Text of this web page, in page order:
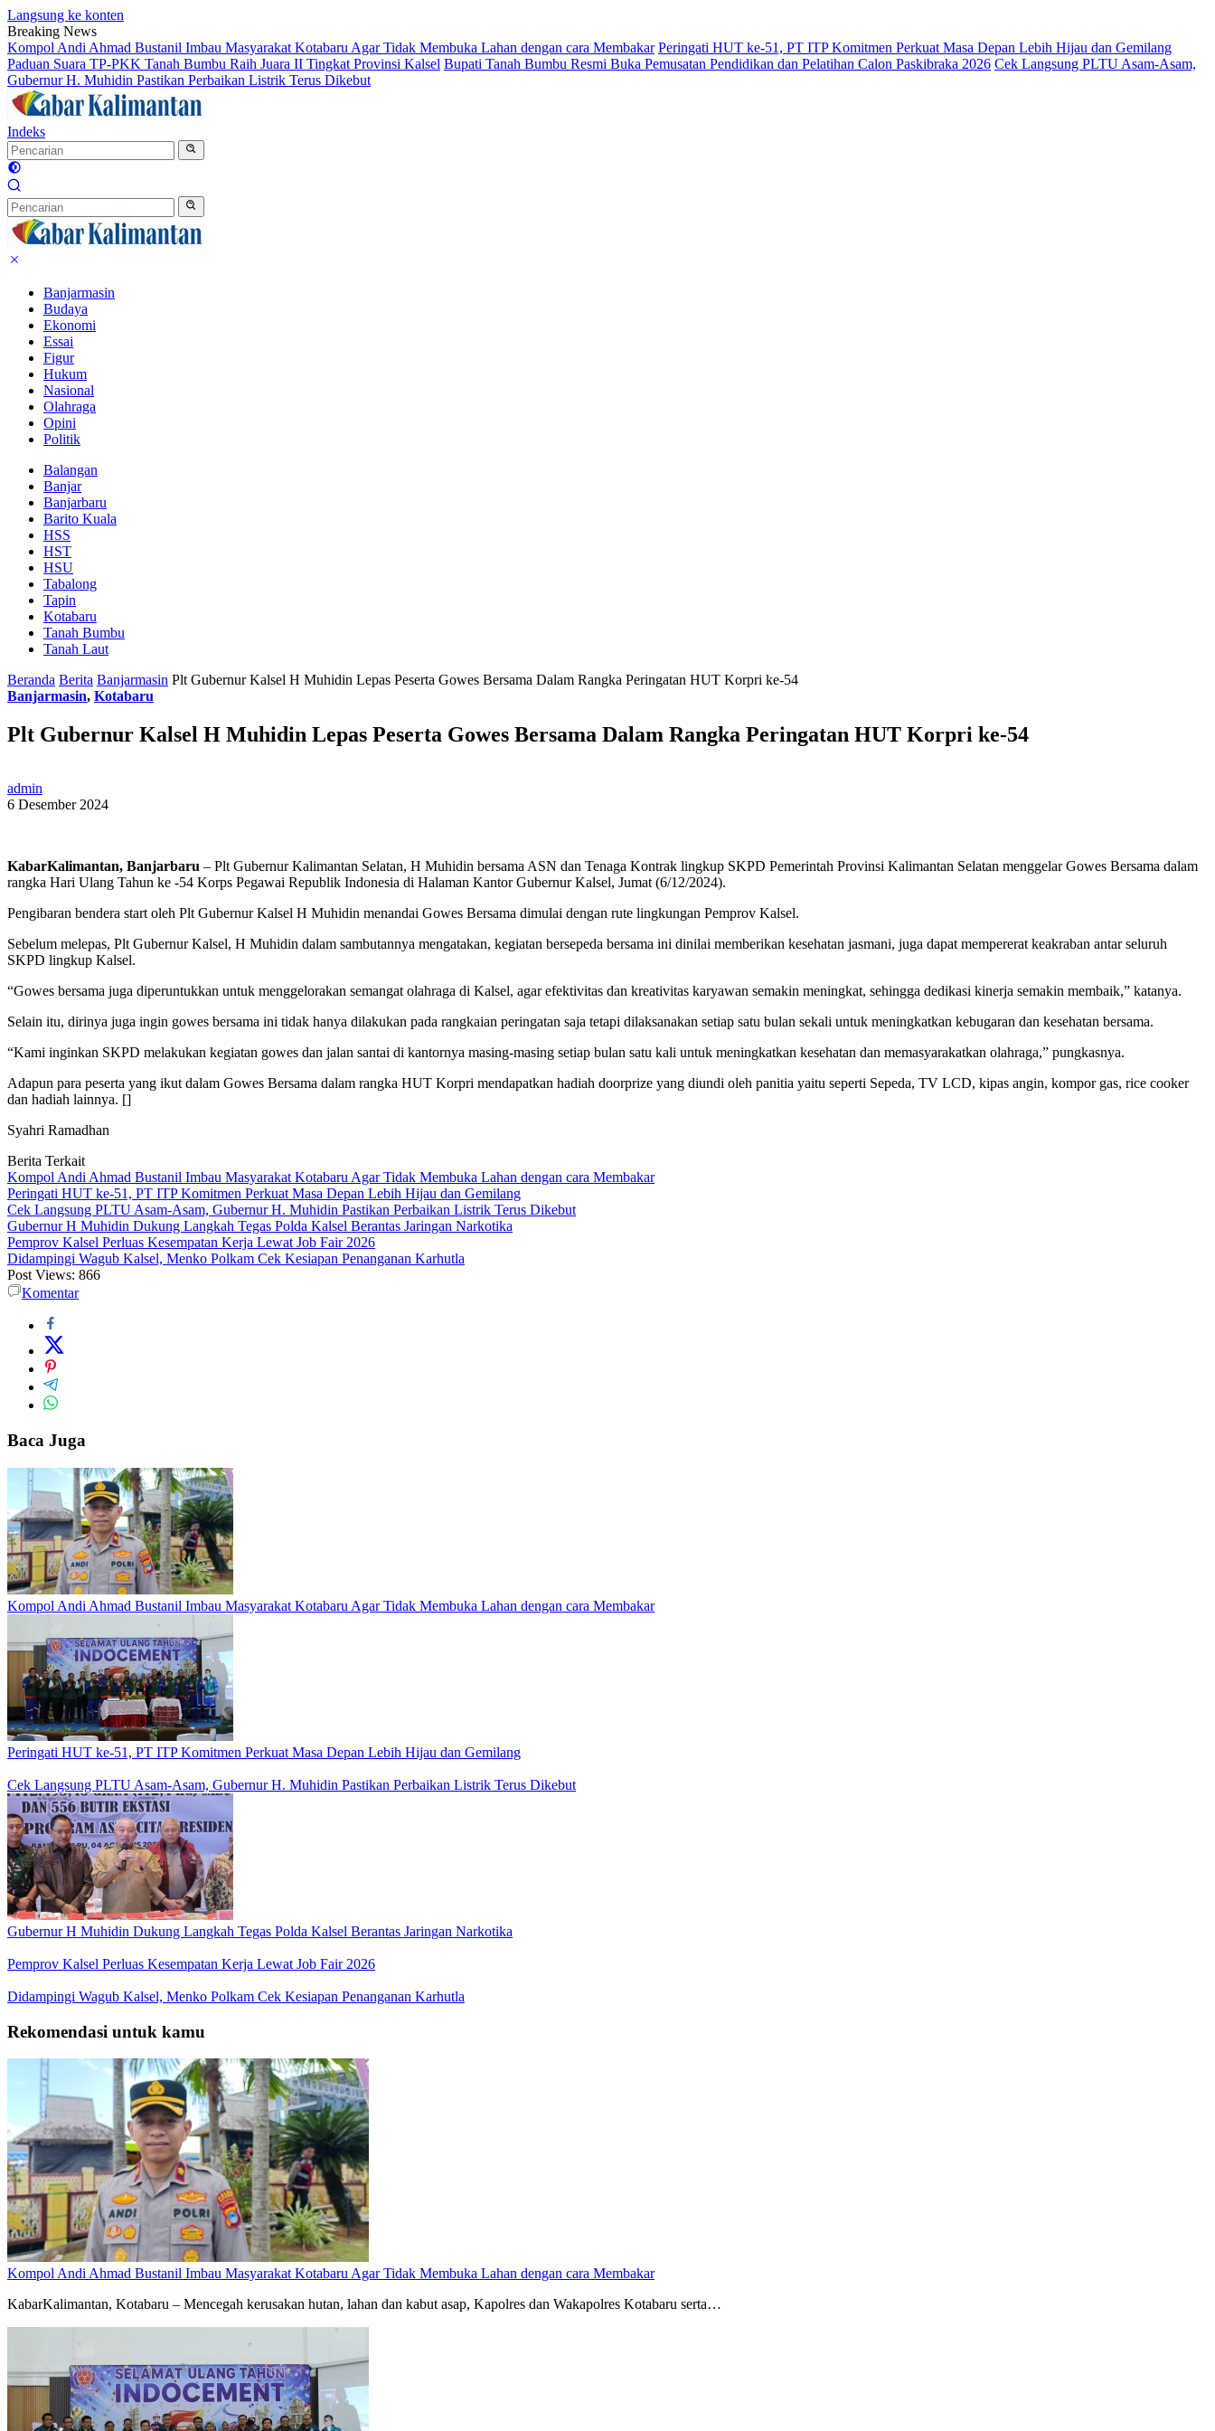
Langsung ke konten
Breaking News
Kompol Andi Ahmad Bustanil Imbau Masyarakat Kotabaru Agar Tidak Membuka Lahan dengan cara Membakar Peringati HUT ke-51, PT ITP Komitmen Perkuat Masa Depan Lebih Hijau dan Gemilang
Paduan Suara TP-PKK Tanah Bumbu Raih Juara II Tingkat Provinsi Kalsel Bupati Tanah Bumbu Resmi Buka Pemusatan Pendidikan dan Pelatihan Calon Paskibraka 2026 Cek Langsung PLTU Asam-Asam,
Gubernur H. Muhidin Pastikan Perbaikan Listrik Terus Dikebut
Indeks
Banjarmasin
Budaya
Ekonomi
Essai
Figur
Hukum
Nasional
Olahraga
Opini
Politik
Balangan
Banjar
Banjarbaru
Barito Kuala
HSS
HST
HSU
Tabalong
Tapin
Kotabaru
Tanah Bumbu
Tanah Laut
Beranda Berita Banjarmasin Plt Gubernur Kalsel H Muhidin Lepas Peserta Gowes Bersama Dalam Rangka Peringatan HUT Korpri ke-54
Banjarmasin, Kotabaru
Plt Gubernur Kalsel H Muhidin Lepas Peserta Gowes Bersama Dalam Rangka Peringatan HUT Korpri ke-54
admin
6 Desember 2024
KabarKalimantan, Banjarbaru – Plt Gubernur Kalimantan Selatan, H Muhidin bersama ASN dan Tenaga Kontrak lingkup SKPD Pemerintah Provinsi Kalimantan Selatan menggelar Gowes Bersama dalam
rangka Hari Ulang Tahun ke -54 Korps Pegawai Republik Indonesia di Halaman Kantor Gubernur Kalsel, Jumat (6/12/2024).
Pengibaran bendera start oleh Plt Gubernur Kalsel H Muhidin menandai Gowes Bersama dimulai dengan rute lingkungan Pemprov Kalsel.
Sebelum melepas, Plt Gubernur Kalsel, H Muhidin dalam sambutannya mengatakan, kegiatan bersepeda bersama ini dinilai memberikan kesehatan jasmani, juga dapat mempererat keakraban antar seluruh
SKPD lingkup Kalsel.
“Gowes bersama juga diperuntukkan untuk menggelorakan semangat olahraga di Kalsel, agar efektivitas dan kreativitas karyawan semakin meningkat, sehingga dedikasi kinerja semakin membaik,” katanya.
Selain itu, dirinya juga ingin gowes bersama ini tidak hanya dilakukan pada rangkaian peringatan saja tetapi dilaksanakan setiap satu bulan sekali untuk meningkatkan kebugaran dan kesehatan bersama.
“Kami inginkan SKPD melakukan kegiatan gowes dan jalan santai di kantornya masing-masing setiap bulan satu kali untuk meningkatkan kesehatan dan memasyarakatkan olahraga,” pungkasnya.
Adapun para peserta yang ikut dalam Gowes Bersama dalam rangka HUT Korpri mendapatkan hadiah doorprize yang diundi oleh panitia yaitu seperti Sepeda, TV LCD, kipas angin, kompor gas, rice cooker
dan hadiah lainnya. []
Syahri Ramadhan
Berita Terkait
Kompol Andi Ahmad Bustanil Imbau Masyarakat Kotabaru Agar Tidak Membuka Lahan dengan cara Membakar
Peringati HUT ke-51, PT ITP Komitmen Perkuat Masa Depan Lebih Hijau dan Gemilang
Cek Langsung PLTU Asam-Asam, Gubernur H. Muhidin Pastikan Perbaikan Listrik Terus Dikebut
Gubernur H Muhidin Dukung Langkah Tegas Polda Kalsel Berantas Jaringan Narkotika
Pemprov Kalsel Perluas Kesempatan Kerja Lewat Job Fair 2026
Didampingi Wagub Kalsel, Menko Polkam Cek Kesiapan Penanganan Karhutla
Post Views: 866
Komentar
Baca Juga
Kompol Andi Ahmad Bustanil Imbau Masyarakat Kotabaru Agar Tidak Membuka Lahan dengan cara Membakar
Peringati HUT ke-51, PT ITP Komitmen Perkuat Masa Depan Lebih Hijau dan Gemilang
Cek Langsung PLTU Asam-Asam, Gubernur H. Muhidin Pastikan Perbaikan Listrik Terus Dikebut
Gubernur H Muhidin Dukung Langkah Tegas Polda Kalsel Berantas Jaringan Narkotika
Pemprov Kalsel Perluas Kesempatan Kerja Lewat Job Fair 2026
Didampingi Wagub Kalsel, Menko Polkam Cek Kesiapan Penanganan Karhutla
Rekomendasi untuk kamu
Kompol Andi Ahmad Bustanil Imbau Masyarakat Kotabaru Agar Tidak Membuka Lahan dengan cara Membakar
KabarKalimantan, Kotabaru – Mencegah kerusakan hutan, lahan dan kabut asap, Kapolres dan Wakapolres Kotabaru serta…